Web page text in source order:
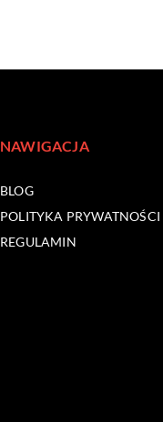
NAWIGACJA
BLOG
POLITYKA PRYWATNOŚCI
REGULAMIN